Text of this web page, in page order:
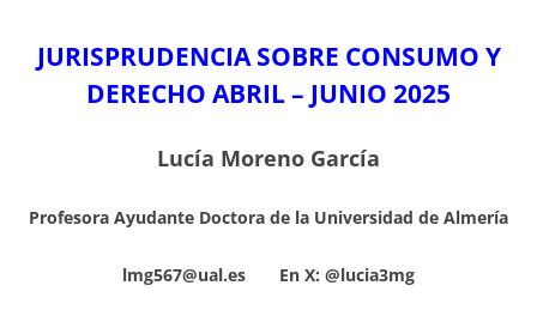
JURISPRUDENCIA SOBRE CONSUMO Y
DERECHO ABRIL – JUNIO 2025
Lucía Moreno García
Profesora Ayudante Doctora de la Universidad de Almería
lmg567@ual.es En X: @lucia3mg